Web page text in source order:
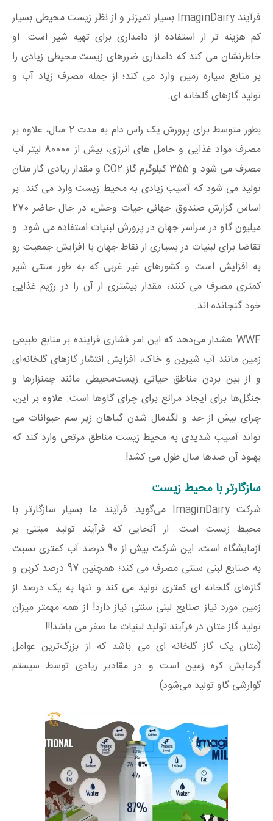
فرآیند ImaginDairy بسیار تمیزتر و از نظر زیست محیطی بسیار
کم هزینه تر از استفاده از دامداری برای تهیه شیر است. او
خاطرنشان می کند که دامداری ضررهای زیست محیطی زیادی را
بر منابع سیاره زمین وارد می کند؛ از جمله مصرف زیاد آب و
تولید گازهای گلخانه ای.
بطور متوسط برای پرورش یک راس دام به مدت 2 سال، علاوه بر
مصرف مواد غذایی و حامل های انرژی، بیش از 80000 لیتر آب
مصرف می شود و 355 کیلوگرم گاز CO2 و مقدار زیادی گاز متان
تولید می شود که آسیب زیادی به محیط زیست وارد می کند. بر
اساس گزارش صندوق جهانی حیات وحش، در حال حاضر 270
میلیون گاو در سراسر جهان در پرورش لبنیات استفاده می شود و
تقاضا برای لبنیات در بسیاری از نقاط جهان با افزایش جمعیت رو
به افزایش است و کشورهای غیر غربی که به طور سنتی شیر
کمتری مصرف می کنند، مقدار بیشتری از آن را در رژیم غذایی
خود گنجانده اند.
WWF هشدار می‌دهد که این امر فشاری فزاینده بر منابع طبیعی
زمین مانند آب شیرین و خاک، افزایش انتشار گازهای گلخانه‌ای
و از بین بردن مناطق حیاتی زیست‌محیطی مانند چمنزارها و
جنگل‌ها برای ایجاد مراتع برای چرای گاوها است. علاوه بر این،
چرای بیش از حد و لگدمال شدن گیاهان زیر سم حیوانات می
تواند آسیب شدیدی به محیط زیست مناطق مرتعی وارد کند که
بهبود آن صدها سال طول می کشد!
سازگارتر با محیط زیست
شرکت ImaginDairy می‌گوید: فرآیند ما بسیار سازگارتر با
محیط زیست است. از آنجایی که فرآیند تولید مبتنی بر
آزمایشگاه است، این شرکت بیش از 90 درصد آب کمتری نسبت
به صنایع لبنی سنتی مصرف می کند؛ همچنین 97 درصد کربن و
گازهای گلخانه ای کمتری تولید می کند و تنها به یک درصد از
زمین مورد نیاز صنایع لبنی سنتی نیاز دارد! از همه مهمتر میزان
تولید گاز متان در فرآیند تولید لبنیات ما صفر می باشد!!!
(متان یک گاز گلخانه ای می باشد که از بزرگ‌ترین عوامل
گرمایش کره زمین است و در مقادیر زیادی توسط سیستم
گوارشی گاو تولید می‌شود)